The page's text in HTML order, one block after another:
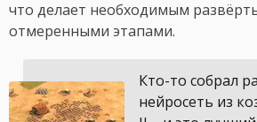
что делает необходимым
отмеренными этапами.
Кто-то собрал
нейросеть из